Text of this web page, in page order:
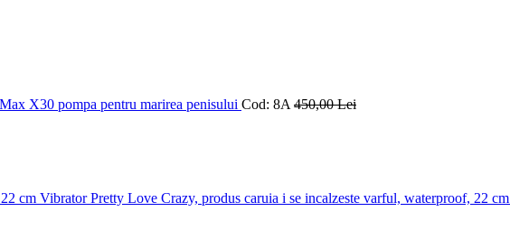
X30 pompa pentru marirea penisului Cod: 8A 450,00Lei
Vibrator Pretty Love Crazy, produs caruia i se incalzeste varful, waterproof, 22 cm